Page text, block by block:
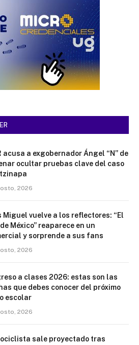
acusa a exgobernador Ángel “N” de
ocultar pruebas clave del caso
2026
Miguel vuelve a los reflectores: “El
México” reaparece en un
y sorprende a sus fans
2026
a clases 2026: estas son las
que debes conocer del próximo
escolar
2026
sale proyectado tras